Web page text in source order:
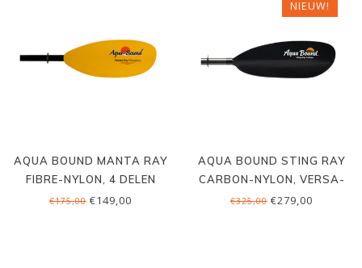
AQUA BOUND MANTA RAY
FIBRE-NYLON, 4 DELEN
€175,00 €149,00
NIEUW!
AQUA BOUND STING RAY
CARBON-NYLON, VERSA-
LOK
€325,00 €279,00